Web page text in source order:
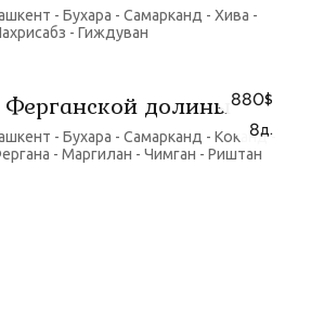
- Бухара - Самарканд - Хива -
- Гиждуван
Ферганской долины
- Бухара - Самарканд - Коканд -
- Маргилан - Чимган - Риштан
880$
8д.